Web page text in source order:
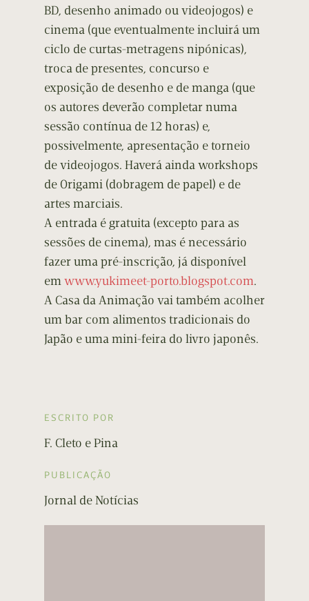
BD, desenho animado ou videojogos) e
cinema (que eventualmente incluirá um
ciclo de curtas-metragens nipónicas),
troca de presentes, concurso e
exposição de desenho e de manga (que
os autores deverão completar numa
sessão contínua de 12 horas) e,
possivelmente, apresentação e torneio
de videojogos. Haverá ainda workshops
de Origami (dobragem de papel) e de
artes marciais.
A entrada é gratuita (excepto para as
sessões de cinema), mas é necessário
fazer uma pré-inscrição, já disponível
emwww.yukimeet-porto.blogspot.com.
A Casa da Animação vai também acolher
um bar com alimentos tradicionais do
Japão e uma mini-feira do livro japonês.
ESCRITO POR
F. Cleto e Pina
PUBLICAÇÃO
Jornal de Notícias